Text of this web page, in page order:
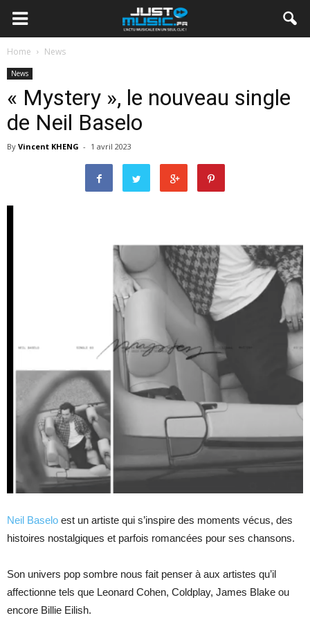
Home News
News
« Mystery », le nouveau single
de Neil Baselo
By Vincent KHENG - 1 avril 2023
Neil Baselo est un artiste qui s’inspire des moments vécus, des
histoires nostalgiques et parfois romancées pour ses chansons.
Son univers pop sombre nous fait penser à aux artistes qu’il
affectionne tels que Leonard Cohen, Coldplay, James Blake ou
encore Billie Eilish.